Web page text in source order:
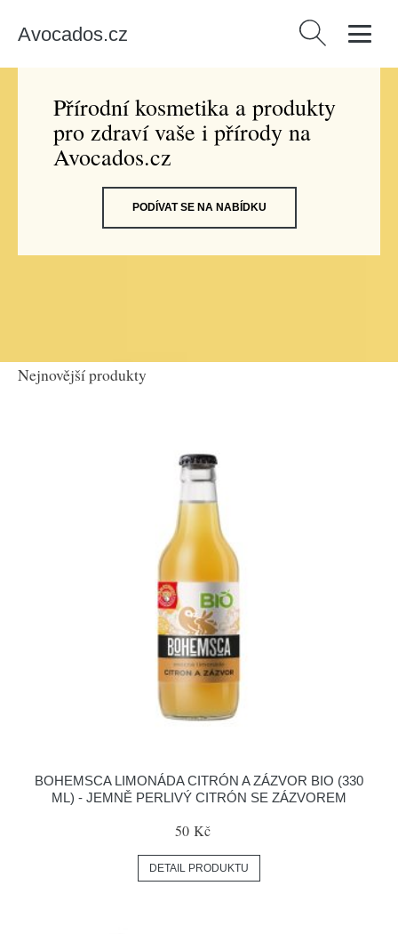
Avocados.cz Vyhledávání
Přírodní kosmetika a produkty
pro zdraví vaše i přírody na
Avocados.cz
PODÍVAT SE NA NABÍDKU
Nejnovější produkty
BOHEMSCA LIMONÁDA CITRÓN A ZÁZVOR BIO (330
ML) - JEMNĚ PERLIVÝ CITRÓN SE ZÁZVOREM
50 Kč
DETAIL PRODUKTU